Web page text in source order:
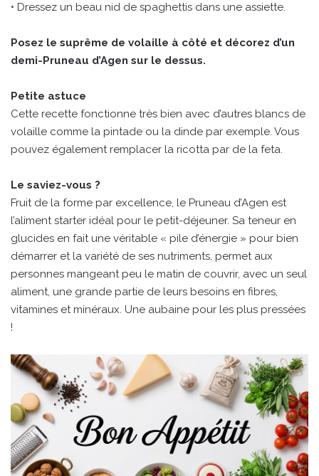
• Dressez un beau nid de spaghettis dans une assiette.
Posez le suprême de volaille à côté et décorez d’un
demi-Pruneau d’Agen sur le dessus.
Petite astuce
Cette recette fonctionne très bien avec d’autres blancs de
volaille comme la pintade ou la dinde par exemple. Vous
pouvez également remplacer la ricotta par de la feta.
Le saviez-vous ?
Fruit de la forme par excellence, le Pruneau d’Agen est
l’aliment starter idéal pour le petit-déjeuner. Sa teneur en
glucides en fait une véritable « pile d’énergie » pour bien
démarrer et la variété de ses nutriments, permet aux
personnes mangeant peu le matin de couvrir, avec un seul
aliment, une grande partie de leurs besoins en fibres,
vitamines et minéraux. Une aubaine pour les plus pressées
!